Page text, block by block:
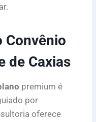
Convênio
de Caxias
premium é
por
oferece